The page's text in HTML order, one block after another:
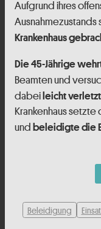
Aufgrund ihres
Ausnahmezustands
Krankenhaus
Die 45-Jährige
Beamten und
dabeileicht verletzt
Krankenhaus
und beleidigte die
Beleidigung